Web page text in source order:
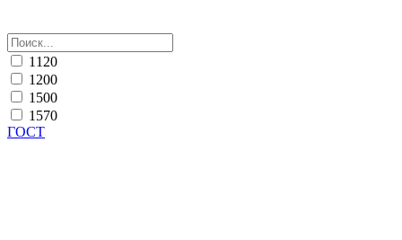
1120
1200
1500
1570
ГОСТ